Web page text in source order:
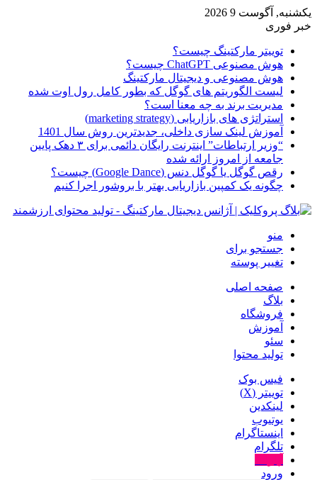
یکشنبه, آگوست 9 2026
خبر فوری
توییتر مارکتینگ چیست؟
هوش مصنوعی ChatGPT چیست؟
هوش مصنوعی و دیجیتال مارکتینگ
لیست الگوریتم های گوگل که بطور کامل رول اوت شده
مدیریت برند به چه معنا است؟
استراتژی های بازاریابی (marketing strategy)
آموزش لینک سازی داخلی، جدیدترین روش سال 1401
“وزیر ارتباطات” اینترنت رایگان دائمی برای ۳ دهک پایین
جامعه از امروز ارائه شده
رقص گوگل یا گوگل دنس (Google Dance) چیست؟
چگونه یک کمپین بازاریابی بهتر با بروشور اجرا کنیم
منو
جستجو برای
تغییر پوسته
صفحه اصلی
بلاگ
فروشگاه
آموزش
سئو
تولید محتوا
فیس بوک
توییتر (X)
لینکدین
یوتیوب
اینستاگرام
تلگرام
ورود